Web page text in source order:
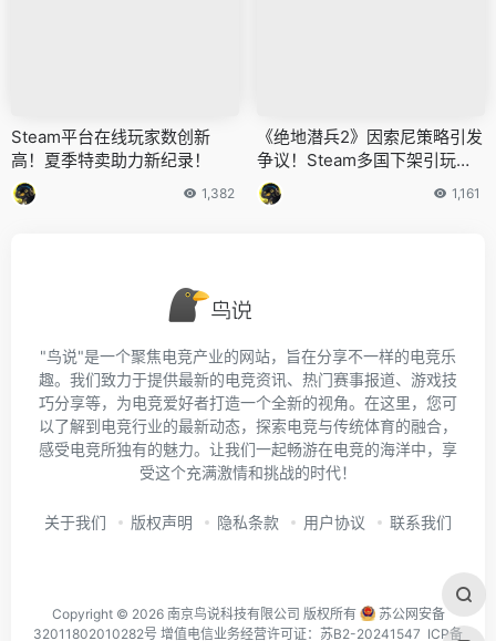
Steam平台在线玩家数创新
高！夏季特卖助力新纪录！
1,382
《绝地潜兵2》因索尼策略引发
争议！Steam多国下架引玩家
不满！
1,161
"鸟说"是一个聚焦电竞产业的网站，旨在分享不一样的电竞乐
趣。我们致力于提供最新的电竞资讯、热门赛事报道、游戏技
巧分享等，为电竞爱好者打造一个全新的视角。在这里，您可
以了解到电竞行业的最新动态，探索电竞与传统体育的融合，
感受电竞所独有的魅力。让我们一起畅游在电竞的海洋中，享
受这个充满激情和挑战的时代！
关于我们 版权声明 隐私条款 用户协议 联系我们
Copyright © 2026 南京鸟说科技有限公司 版权所有
苏公网安备
32011802010282号 增值电信业务经营许可证：苏B2-20241547 ICP备